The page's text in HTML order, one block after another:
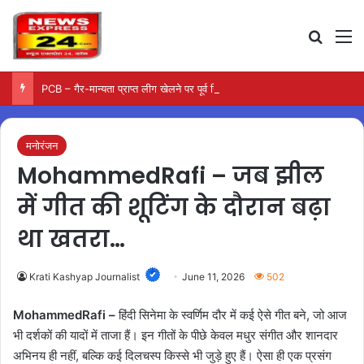
PCB – गैर-मान्यता प्राप्त लीग खेलने पर पूर्व खिलाड़ियों पर कार्रवाई की तैयारी
मनोरंजन
MohammedRafi – जब झील
में गीत की शूटिंग के दौरान बढ़ा
था खतरा…
Krati Kashyap Journalist June 11, 2026 502
MohammedRafi –हिंदी सिनेमा के स्वर्णिम दौर में कई ऐसे गीत बने, जो आज
भी दर्शकों की यादों में ताजा हैं। इन गीतों के पीछे केवल मधुर संगीत और शानदार
अभिनय ही नहीं, बल्कि कई दिलचस्प किस्से भी जुड़े हुए हैं। ऐसा ही एक प्रसंग